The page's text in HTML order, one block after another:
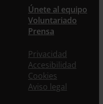
y los
formulario.
base de
las novedades.
Únete al equipo
Voluntariado
Prensa
Privacidad
Accesibilidad
Cookies
Aviso legal